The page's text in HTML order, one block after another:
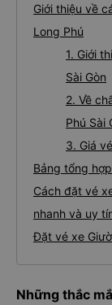
Giới thiệu về
Long Phú
1. Giới
Sài Gòn
2. Về
Phú Sài
3. Giá
Bảng tổng
Cách đặt vé
nhanh và uy
Đặt vé xe
Những thắc